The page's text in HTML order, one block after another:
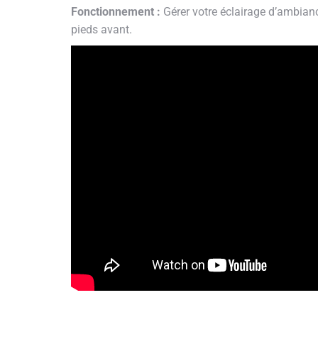
Fonctionnement : Gérer votre éclairage
pieds avant.